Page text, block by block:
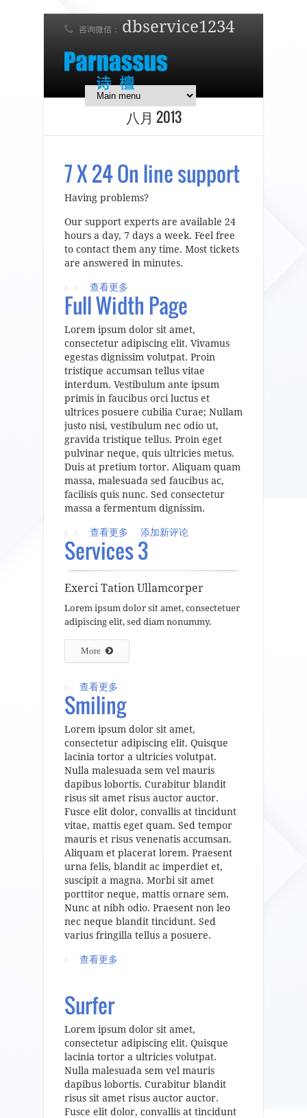
咨询微信： dbservice1234
7 x 24 在线支持！
简体中文 日本語
八月 2013
7 X 24 On line support
Having problems?
Our support experts are available 24
hours a day, 7 days a week. Feel free
to contact them any time. Most tickets
are answered in minutes.
查看更多
Full Width Page
Lorem ipsum dolor sit amet,
consectetur adipiscing elit. Vivamus
egestas dignissim volutpat. Proin
tristique accumsan tellus vitae
interdum. Vestibulum ante ipsum
primis in faucibus orci luctus et
ultrices posuere cubilia Curae; Nullam
justo nisi, vestibulum nec odio ut,
gravida tristique tellus. Proin eget
pulvinar neque, quis ultricies metus.
Duis at pretium tortor. Aliquam quam
massa, malesuada sed faucibus ac,
facilisis quis nunc. Sed consectetur
massa a fermentum dignissim.
查看更多 about Full Width Page
添加新评论
Services 3
Exerci Tation Ullamcorper
Lorem ipsum dolor sit amet, consectetuer
adipiscing elit, sed diam nonummy.
More
查看更多
Smiling
Lorem ipsum dolor sit amet,
consectetur adipiscing elit. Quisque
lacinia tortor a ultricies volutpat.
Nulla malesuada sem vel mauris
dapibus lobortis. Curabitur blandit
risus sit amet risus auctor auctor.
Fusce elit dolor, convallis at tincidunt
vitae, mattis eget quam. Sed tempor
mauris et risus venenatis accumsan.
Aliquam et placerat lorem. Praesent
urna felis, blandit ac imperdiet et,
suscipit a magna. Morbi sit amet
porttitor neque, mattis ornare sem.
Nunc at nibh odio. Praesent non leo
nec neque blandit tincidunt. Sed
varius fringilla tellus a posuere.
查看更多
Surfer
Lorem ipsum dolor sit amet,
consectetur adipiscing elit. Quisque
lacinia tortor a ultricies volutpat.
Nulla malesuada sem vel mauris
dapibus lobortis. Curabitur blandit
risus sit amet risus auctor auctor.
Fusce elit dolor, convallis at tincidunt